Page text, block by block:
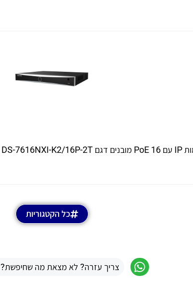
כל הקטגוריות
צריך עזרה? לא מצאת מה שחיפשת?